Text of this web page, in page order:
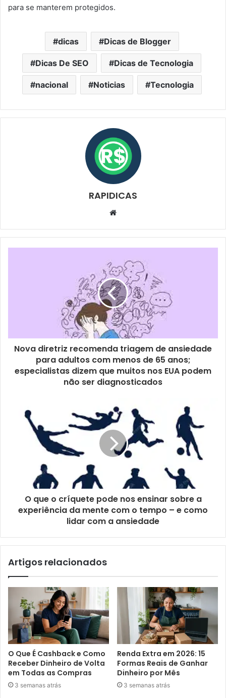
para se manterem protegidos.
dicas Dicas de Blogger
Dicas De SEO Dicas de Tecnologia
nacional Noticias Tecnologia
RAPIDICAS
Website
Nova diretriz recomenda triagem de ansiedade
para adultos com menos de 65 anos;
especialistas dizem que muitos nos EUA podem
não ser diagnosticados
O que o críquete pode nos ensinar sobre a
experiência da mente com o tempo – e como
lidar com a ansiedade
Artigos relacionados
O Que É Cashback e Como
Receber Dinheiro de Volta
em Todas as Compras
3 semanas atrás
Renda Extra em 2026: 15
Formas Reais de Ganhar
Dinheiro por Mês
3 semanas atrás